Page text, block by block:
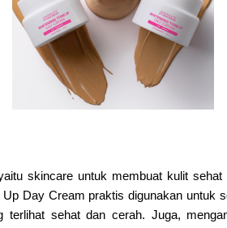
skincare untuk membuat kulit
Day Cream praktis digunakan untuk
terlihat sehat dan cerah. Juga,